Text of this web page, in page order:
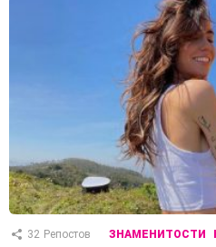
32 Репостов ЗНАМЕНИТОСТИ